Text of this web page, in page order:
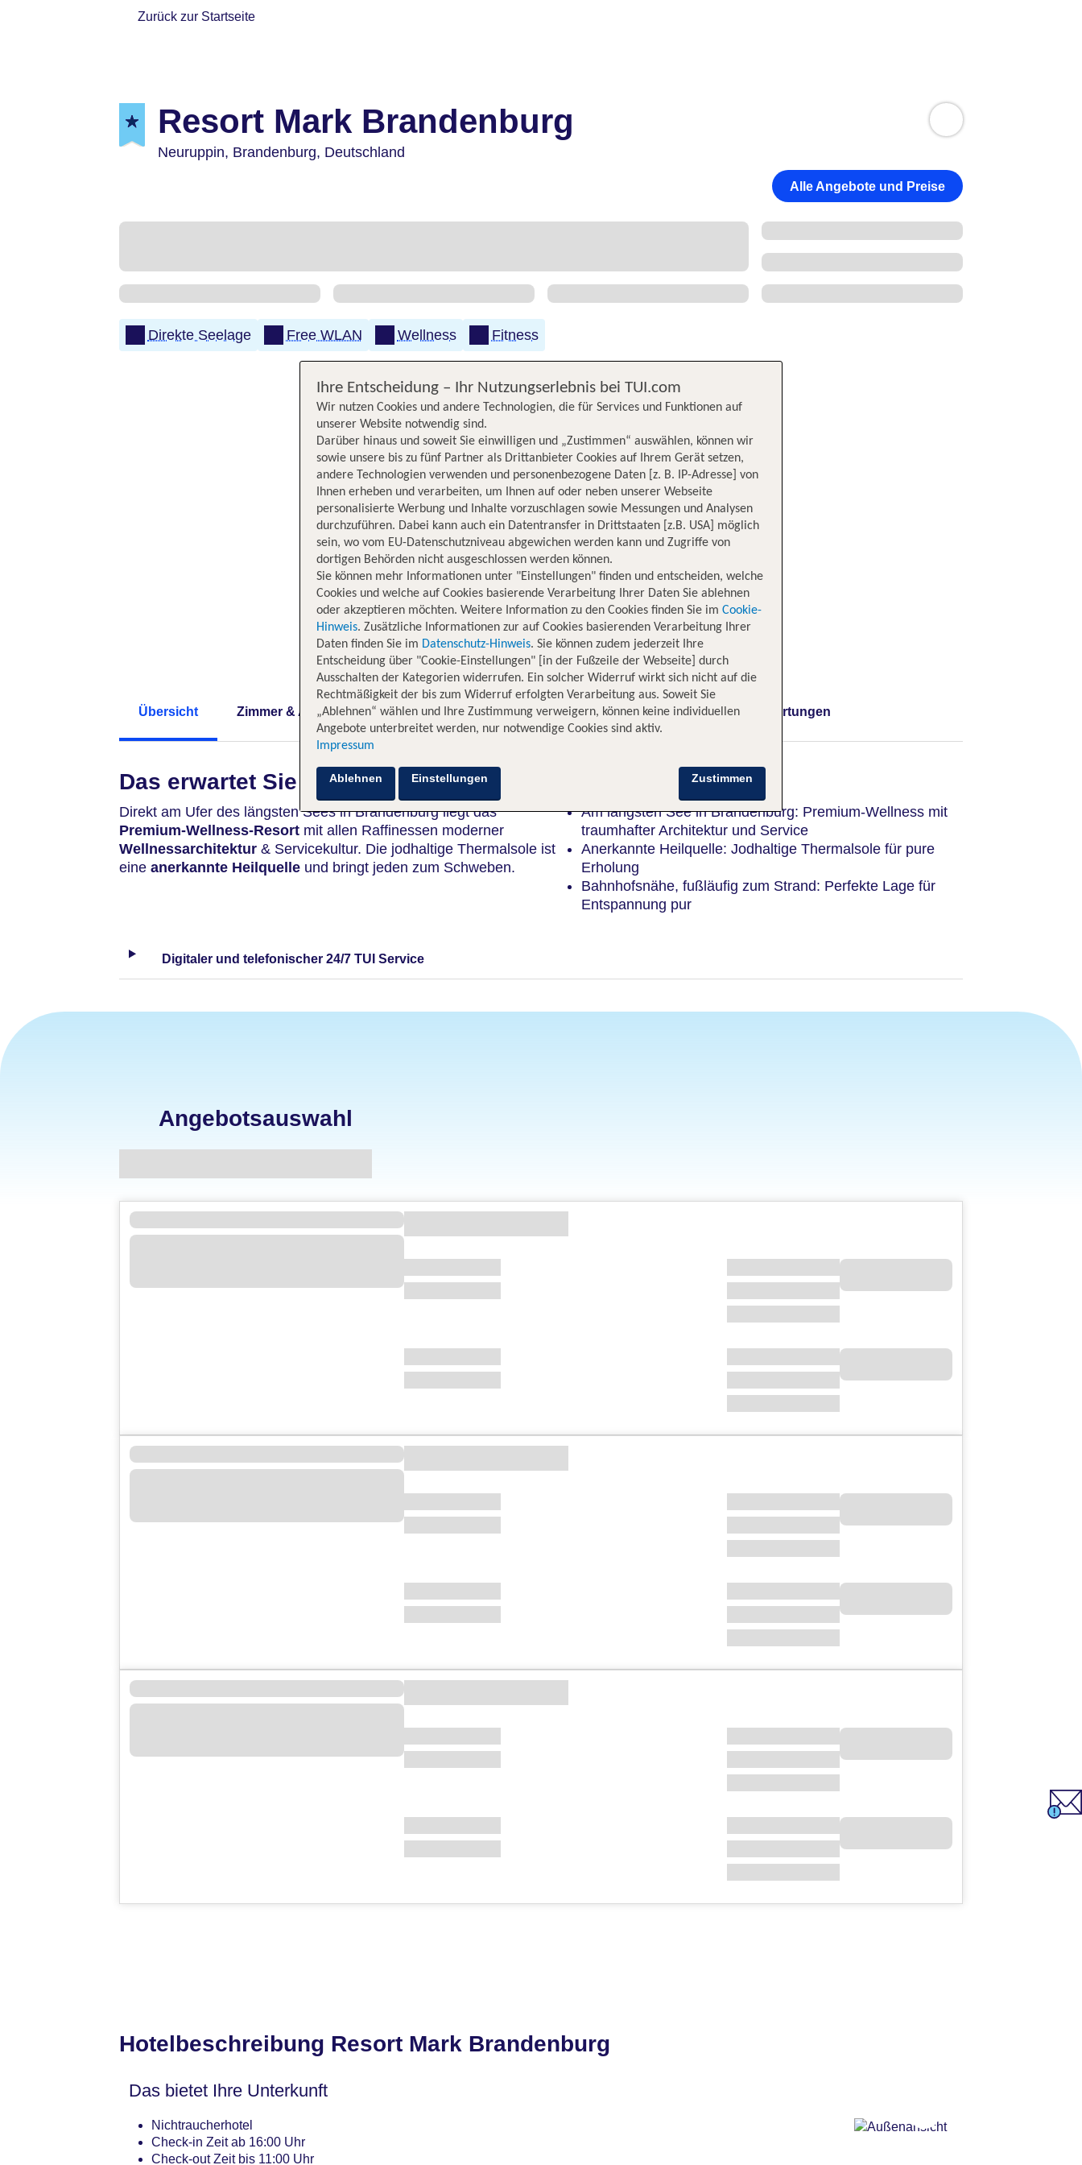
Zurück zur Startseite
Resort Mark Brandenburg
Neuruppin, Brandenburg, Deutschland
Alle Angebote und Preise
Direkte Seelage Free WLAN Wellness Fitness
Übersicht Zimmer & Angebote Hotelinformationen Nachhaltigkeit Lage Bewertungen
Das erwartet Sie
Direkt am Ufer des längsten Sees in Brandenburg liegt das
Premium-Wellness-Resort mit allen Raffinessen moderner
Wellnessarchitektur & Servicekultur. Die jodhaltige Thermalsole ist
eine anerkannte Heilquelle und bringt jeden zum Schweben.
Am längsten See in Brandenburg: Premium-Wellness mit
traumhafter Architektur und Service
Anerkannte Heilquelle: Jodhaltige Thermalsole für pure
Erholung
Bahnhofsnähe, fußläufig zum Strand: Perfekte Lage für
Entspannung pur
Digitaler und telefonischer 24/7 TUI Service
Angebotsauswahl
Hotelbeschreibung Resort Mark Brandenburg
Das bietet Ihre Unterkunft
Nichtraucherhotel
Check-in Zeit ab 16:00 Uhr
Check-out Zeit bis 11:00 Uhr
Ihre Entscheidung – Ihr Nutzungserlebnis bei TUI.com
Wir nutzen Cookies und andere Technologien, die für Services und Funktionen auf
unserer Website notwendig sind.
Darüber hinaus und soweit Sie einwilligen und „Zustimmen“ auswählen, können wir
sowie unsere bis zu fünf Partner als Drittanbieter Cookies auf Ihrem Gerät setzen,
andere Technologien verwenden und personenbezogene Daten [z. B. IP-Adresse] von
Ihnen erheben und verarbeiten, um Ihnen auf oder neben unserer Webseite
personalisierte Werbung und Inhalte vorzuschlagen sowie Messungen und Analysen
durchzuführen. Dabei kann auch ein Datentransfer in Drittstaaten [z.B. USA] möglich
sein, wo vom EU-Datenschutzniveau abgewichen werden kann und Zugriffe von
dortigen Behörden nicht ausgeschlossen werden können.
Sie können mehr Informationen unter "Einstellungen" finden und entscheiden, welche
Cookies und welche auf Cookies basierende Verarbeitung Ihrer Daten Sie ablehnen
oder akzeptieren möchten. Weitere Information zu den Cookies finden Sie im Cookie-
Hinweis. Zusätzliche Informationen zur auf Cookies basierenden Verarbeitung Ihrer
Daten finden Sie im Datenschutz-Hinweis. Sie können zudem jederzeit Ihre
Entscheidung über "Cookie-Einstellungen" [in der Fußzeile der Webseite] durch
Ausschalten der Kategorien widerrufen. Ein solcher Widerruf wirkt sich nicht auf die
Rechtmäßigkeit der bis zum Widerruf erfolgten Verarbeitung aus. Soweit Sie
„Ablehnen“ wählen und Ihre Zustimmung verweigern, können keine individuellen
Angebote unterbreitet werden, nur notwendige Cookies sind aktiv.
Impressum
Zustimmen
Ablehnen Einstellungen